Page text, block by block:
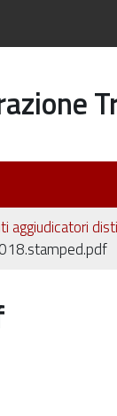
aggiudicatori